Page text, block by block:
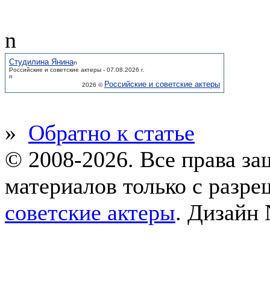
n
Студилина Янинаn
Российские и советские актеры - 07.08.2026 г.
n
2026 © Российские и советские актеры
» Обратно к статье
© 2008-2026. Все права
материалов только с
советские актеры. Дизайн